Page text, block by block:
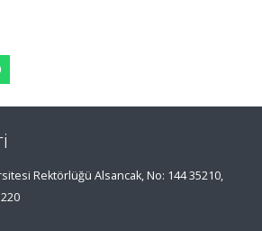
Rektörlüğü Alsancak, No: 144 35210,